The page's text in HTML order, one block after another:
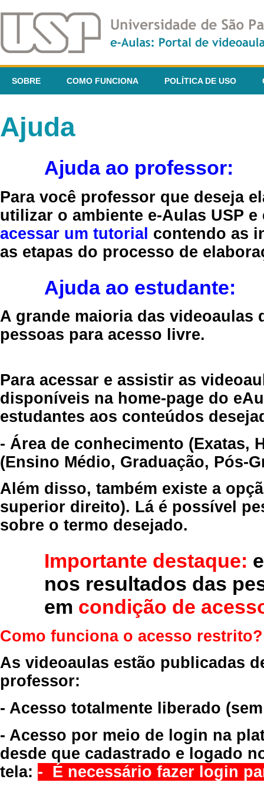
SOBRE COMO FUNCIONA POLÍTICA DE USO
Ajuda
Ajuda ao professor:
Para você professor que deseja
utilizar o ambiente e-Aulas USP
acessar um tutorial contendo as
as etapas do processo de
Ajuda ao estudante:
A grande maioria das videoaulas
pessoas para acesso livre.
Para acessar e assistir as
disponíveis na home-page do
estudantes aos conteúdos
- Área de conhecimento (Exatas,
(Ensino Médio, Graduação, Pós-
Além disso, também existe a
superior direito). Lá é possível
sobre o termo desejado.
Importante destaque:
nos resultados das
em condição de
Como funciona o acesso restrito?
As videoaulas estão publicadas
professor:
- Acesso totalmente liberado
- Acesso por meio de login na
desde que cadastrado e logado
tela: - É necessário fazer login